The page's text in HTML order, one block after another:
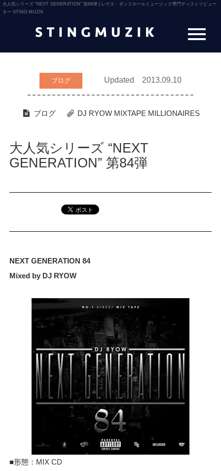
大人気シリーズ “NEXT GENERATION” 第84弾 | レゲエ・ダンスホールミュージック専門ディストリビュー
ター STING MUZIK
ブログ Updated 2013.09.10
ブログ DJ RYOW MIXTAPE MILLIONAIRES
大人気シリーズ “NEXT
GENERATION” 第84弾
NEXT GENERATION 84
Mixed by DJ RYOW
■形態：MIX CD